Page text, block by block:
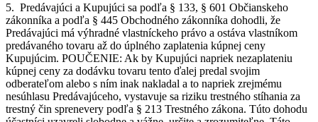
5. Predávajúci a Kupujúci sa podľa § 133, § 601 Občianskeho
zákonníka a podľa § 445 Obchodného zákonníka dohodli, že
Predávajúci má výhradné vlastníckeho právo a ostáva vlastníkom
predávaného tovaru až do úplného zaplatenia kúpnej ceny
Kupujúcim. POUČENIE: Ak by Kupujúci napriek nezaplateniu
kúpnej ceny za dodávku tovaru tento ďalej predal svojim
odberateľom alebo s ním inak nakladal a to napriek zrejmému
nesúhlasu Predávajúceho, vystavuje sa riziku trestného stíhania za
trestný čin sprenevery podľa § 213 Trestného zákona. Túto dohodu